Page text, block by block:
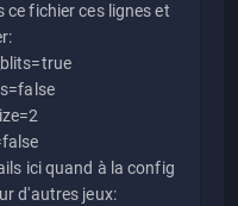
ce fichier ces lignes et
ici quand à la config
d'autres jeux: